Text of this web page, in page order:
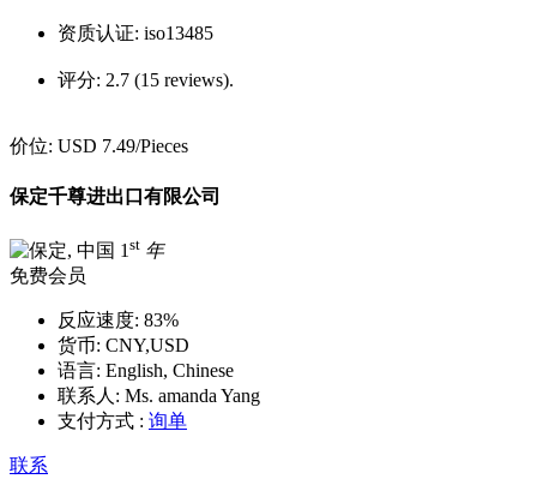
资质认证: iso13485
评分: 2.7 (15 reviews).
价位: USD 7.49/Pieces
保定千尊进出口有限公司
1st 年
免费会员
反应速度: 83%
货币: CNY,USD
语言: English, Chinese
联系人: Ms. amanda Yang
支付方式 : 询单
联系